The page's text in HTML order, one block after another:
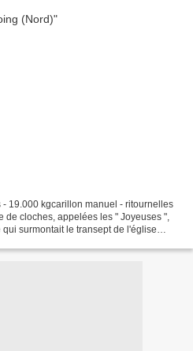
19.000 kgcarillon manuel - ritournelles
cloches, appelées les " Joyeuses ",
surmontait le transept de l'église